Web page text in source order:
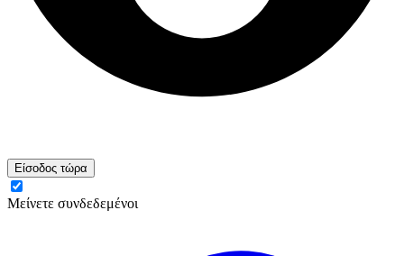
Είσοδος τώρα
Μείνετε συνδεδεμένοι